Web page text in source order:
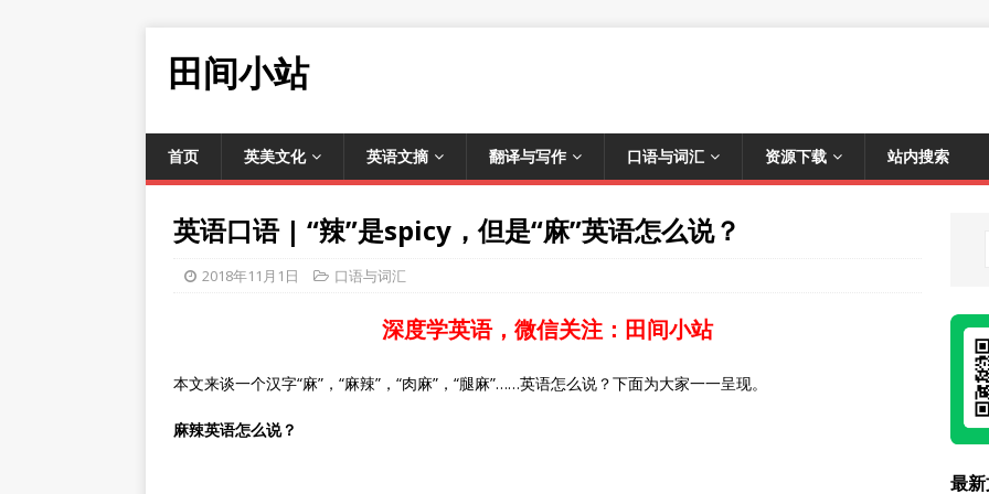
田间小站
首页 英美文化 英语文摘 翻译与写作 口语与词汇 资源下载 站内搜索
英语口语 | “辣”是spicy，但是“麻”英语怎么说？
2018年11月1日 口语与词汇
深度学英语，微信关注：田间小站
本文来谈一个汉字“麻”，“麻辣”，“肉麻”，“腿麻”……英语怎么说？下面为大家一一呈现。
麻辣英语怎么说？
最